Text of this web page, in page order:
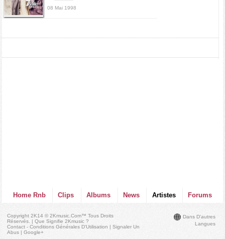
08 Mai 1998
Home Rnb Clips Albums News Artistes Forums
Dans D'autres
Langues
Copyright 2K14 © 2Kmusic.com™Tous Droits
Réservés . |Que Signifie 2Kmusic ?
Contact - Conditions Générales D'Utilisation |Signaler Un
Abus |Google+